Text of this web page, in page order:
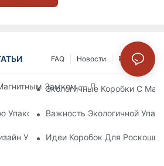
Решение
Новости
FAQ
Замком — Лучший Выбор
Экологичные Коробки С
Упаковку Для Средств По Уходу За
Важность Экологичной
Упаковки Для Средств По
Идеи Коробок Для